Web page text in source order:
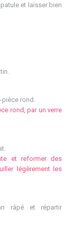
et laisser bien
rond.
rond, par un verre
et reformer des
légèrement les
râpé et répartir